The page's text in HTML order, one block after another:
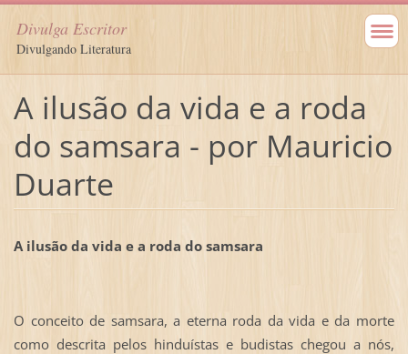
Divulga Escritor
Divulgando Literatura
A ilusão da vida e a roda
do samsara - por Mauricio
Duarte
A ilusão da vida e a roda do samsara
O conceito de samsara, a eterna roda da vida e da morte
como descrita pelos hinduístas e budistas chegou a nós,